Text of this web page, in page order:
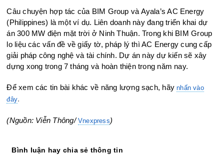
Câu chuyện hợp tác của BIM Group và Ayala’s AC Energy
(Philippines) là một ví dụ. Liên doanh này đang triển khai dự
án 300 MW điện mặt trời ở Ninh Thuận. Trong khi BIM Group
lo liệu các vấn đề về giấy tờ, pháp lý thì AC Energy cung cấp
giải pháp công nghệ và tài chính. Dự án này dự kiến sẽ xây
dựng xong trong 7 tháng và hoàn thiện trong năm nay.
Để xem các tin bài khác về năng lượng sạch, hãynhấn vào
đây.
(Nguồn: Viễn Thông/Vnexpress)
Bình luận hay chia sẻ thông tin